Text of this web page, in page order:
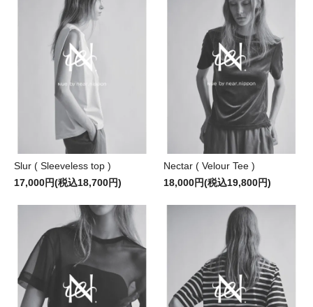
Slur ( Sleeveless top )
17,000円(税込18,700円)
Nectar ( Velour Tee )
18,000円(税込19,800円)